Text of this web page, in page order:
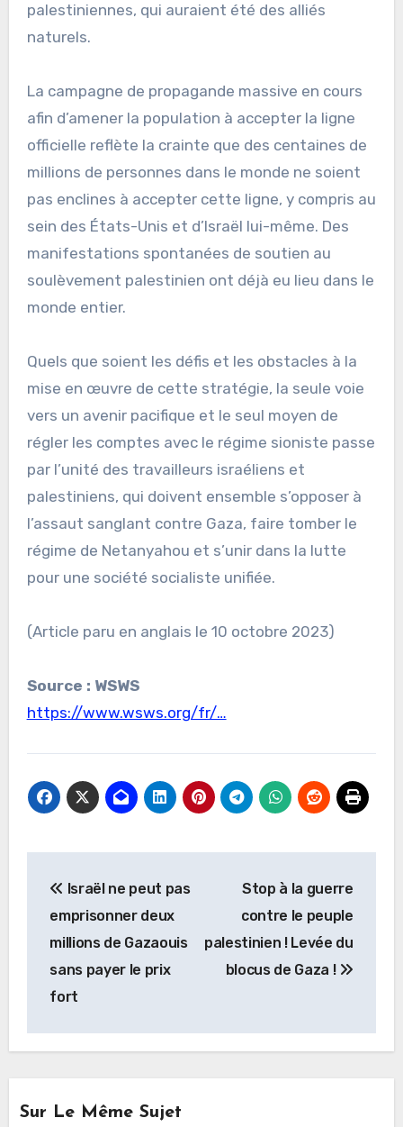
palestiniennes, qui auraient été des alliés
naturels.
La campagne de propagande massive en cours
afin d’amener la population à accepter la ligne
officielle reflète la crainte que des centaines de
millions de personnes dans le monde ne soient
pas enclines à accepter cette ligne, y compris au
sein des États-Unis et d’Israël lui-même. Des
manifestations spontanées de soutien au
soulèvement palestinien ont déjà eu lieu dans le
monde entier.
Quels que soient les défis et les obstacles à la
mise en œuvre de cette stratégie, la seule voie
vers un avenir pacifique et le seul moyen de
régler les comptes avec le régime sioniste passe
par l’unité des travailleurs israéliens et
palestiniens, qui doivent ensemble s’opposer à
l’assaut sanglant contre Gaza, faire tomber le
régime de Netanyahou et s’unir dans la lutte
pour une société socialiste unifiée.
(Article paru en anglais le 10 octobre 2023)
Source : WSWS
https://www.wsws.org/fr/…
de
l’article
Israël ne peut pas
emprisonner deux
millions de Gazaouis
sans payer le prix
fort
Stop à la guerre
contre le peuple
palestinien ! Levée du
blocus de Gaza !
Sur Le Même Sujet